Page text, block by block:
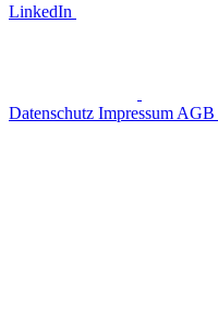
LinkedIn
Datenschutz Impressum AGB